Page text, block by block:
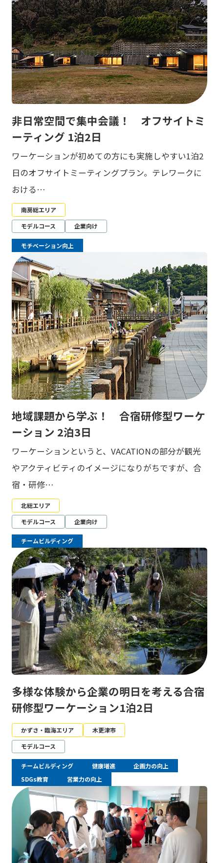
非日常空間で集中会議！ オフサイトミ
ーティング 1泊2日
ワーケーションが初めての方にも実施しやすい1泊2
日のオフサイトミーティングプラン。テレワークに
おける…
南房総エリア
モデルコース
企業向け
モチベーション向上
地域課題から学ぶ！ 合宿研修型ワーケ
ーション 2泊3日
ワーケーションというと、VACATIONの部分が観光
やアクティビティのイメージになりがちですが、合
宿・研修…
北総エリア
モデルコース
企業向け
チームビルディング
多様な体験から企業の明日を考える合宿
研修型ワーケーション1泊2日
かずさ・臨海エリア
木更津市
モデルコース
チームビルディング 健康増進
企画力の向上
SDGs教育
営業力の向上